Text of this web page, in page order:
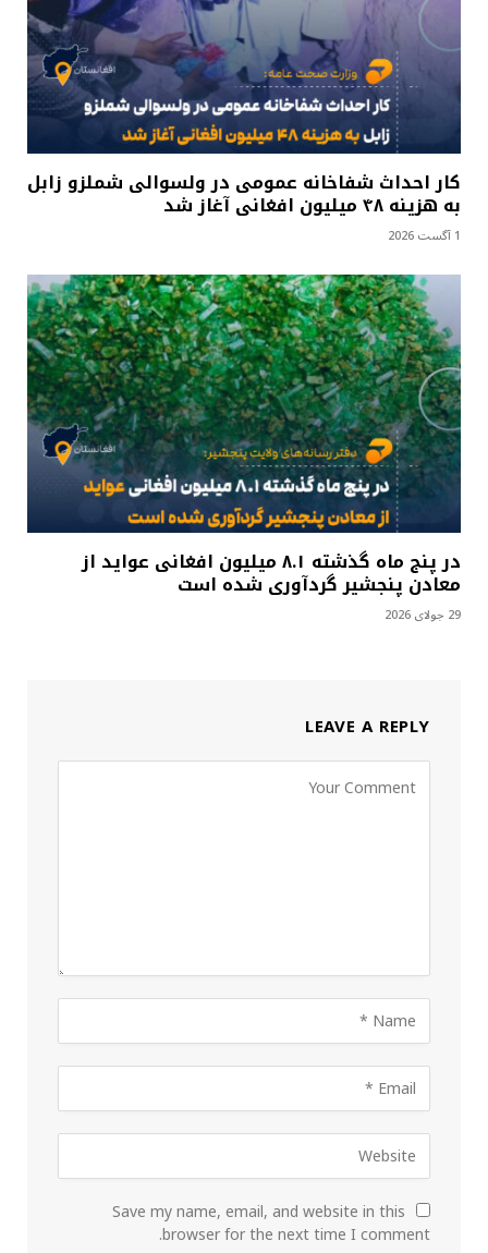
کار احداث شفاخانه عمومی در ولسوالی شملزو زابل
به هزینه ۴۸ میلیون افغانی آغاز شد
1 آگست 2026
در پنج ماه گذشته ۸.۱ میلیون افغانی عواید از
معادن پنجشیر گردآوری شده است
29 جولای 2026
LEAVE A REPLY
Save my name, email, and website in this
browser for the next time I comment.